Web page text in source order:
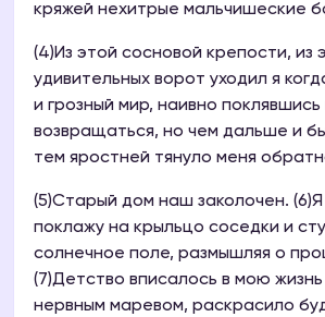
кряжей нехитрые мальчишеские
(4)Из этой сосновой крепости, из
удивительных ворот уходил я
и грозный мир, наивно поклявшись
возвращаться, но чем дальше и
тем яростней тянуло меня
(5)Старый дом наш заколочен.
поклажу на крыльцо соседки и
солнечное поле, размышляя о
(7)Детство вписалось в мою
нервным маревом, раскрасило